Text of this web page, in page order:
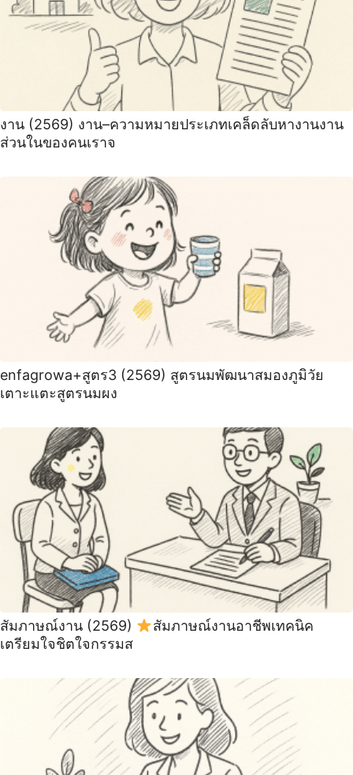
งาน (2569) งาน–ความหมายประเภทเคล็ดลับหางานงาน
ส่วนในของคนเราจ
enfagrowa+สูตร3 (2569) สูตรนมพัฒนาสมองภูมิวัย
เตาะแตะสูตรนมผง
สัมภาษณ์งาน (2569)
สัมภาษณ์งานอาชีพเทคนิค
เตรียมใจชิตใจกรรมส